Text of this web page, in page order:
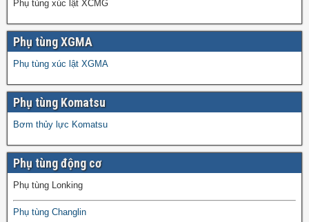
Phụ tùng xúc lật XCMG
Phụ tùng XGMA
Phụ tùng xúc lật XGMA
Phụ tùng Komatsu
Bơm thủy lực Komatsu
Phụ tùng động cơ
Phụ tùng Lonking
Phụ tùng Changlin